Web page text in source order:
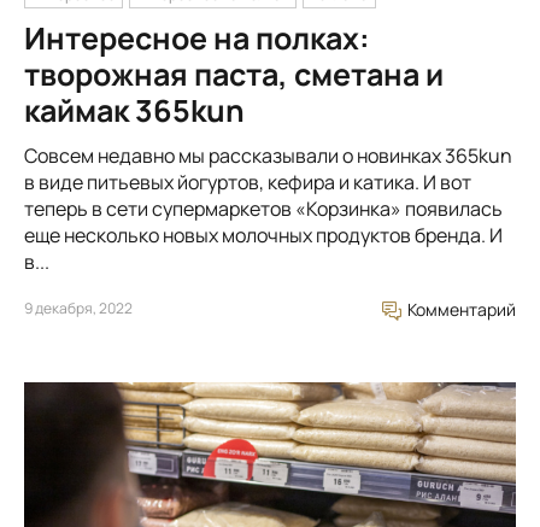
Интересное на полках:
творожная паста, сметана и
каймак 365kun
Совсем недавно мы рассказывали о новинках 365kun
в виде питьевых йогуртов, кефира и катика. И вот
теперь в сети супермаркетов «Корзинка» появилась
еще несколько новых молочных продуктов бренда. И
в...
9 декабря, 2022 Комментарий